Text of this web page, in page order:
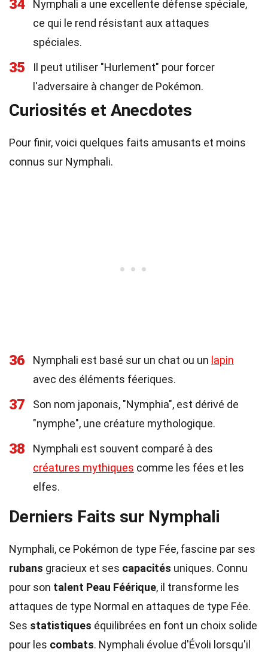
34
Nymphali a une excellente défense spéciale,
ce qui le rend résistant aux attaques
spéciales.
35
Il peut utiliser "Hurlement" pour forcer
l'adversaire à changer de Pokémon.
Curiosités et Anecdotes
Pour finir, voici quelques faits amusants et moins
connus sur Nymphali.
36 Nymphali est basé sur un chat ou un lapin
avec des éléments féeriques.
37
Son nom japonais, "Nymphia", est dérivé de
"nymphe", une créature mythologique.
38
Nymphali est souvent comparé à des
créatures mythiques comme les fées et les
elfes.
Derniers Faits sur Nymphali
Nymphali, ce Pokémon de type Fée, fascine par ses
rubans gracieux et ses capacités uniques. Connu
pour son talent Peau Féérique, il transforme les
attaques de type Normal en attaques de type Fée.
Ses statistiques équilibrées en font un choix solide
pour les combats. Nymphali évolue d'Évoli lorsqu'il